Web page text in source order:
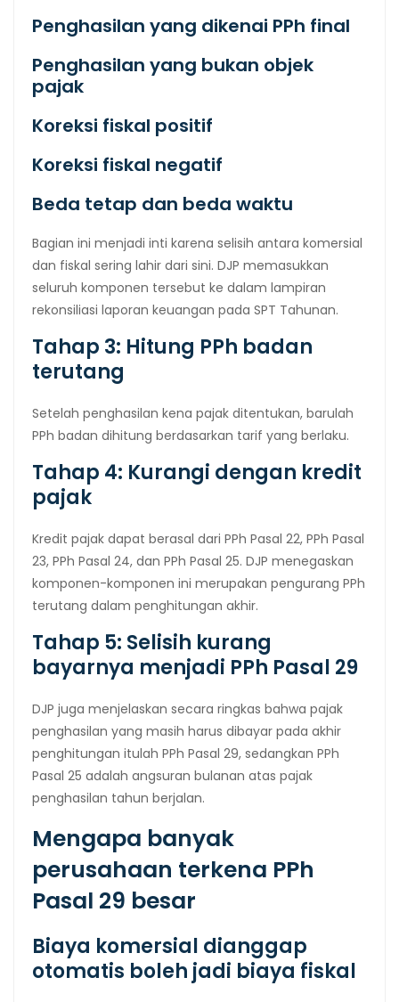
Penghasilan yang dikenai PPh final
Penghasilan yang bukan objek
pajak
Koreksi fiskal positif
Koreksi fiskal negatif
Beda tetap dan beda waktu
Bagian ini menjadi inti karena selisih antara komersial
dan fiskal sering lahir dari sini. DJP memasukkan
seluruh komponen tersebut ke dalam lampiran
rekonsiliasi laporan keuangan pada SPT Tahunan.
Tahap 3: Hitung PPh badan
terutang
Setelah penghasilan kena pajak ditentukan, barulah
PPh badan dihitung berdasarkan tarif yang berlaku.
Tahap 4: Kurangi dengan kredit
pajak
Kredit pajak dapat berasal dari PPh Pasal 22, PPh Pasal
23, PPh Pasal 24, dan PPh Pasal 25. DJP menegaskan
komponen-komponen ini merupakan pengurang PPh
terutang dalam penghitungan akhir.
Tahap 5: Selisih kurang
bayarnya menjadi PPh Pasal 29
DJP juga menjelaskan secara ringkas bahwa pajak
penghasilan yang masih harus dibayar pada akhir
penghitungan itulah PPh Pasal 29, sedangkan PPh
Pasal 25 adalah angsuran bulanan atas pajak
penghasilan tahun berjalan.
Mengapa banyak
perusahaan terkena PPh
Pasal 29 besar
Biaya komersial dianggap
otomatis boleh jadi biaya fiskal